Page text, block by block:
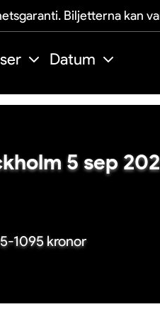
Biljetterna kan
Datum
5 sep
1095 kronor